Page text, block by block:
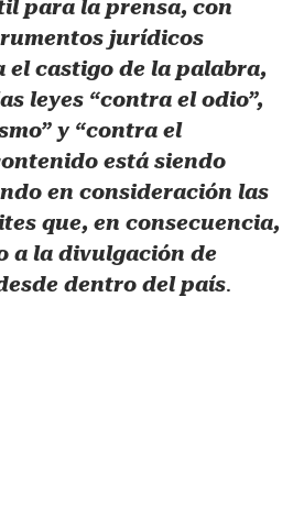
para la prensa, con
jurídicos
el castigo de la palabra,
leyes “contra el odio”,
y “contra el
está siendo
en consideración las
que, en consecuencia,
a la divulgación de
dentro del país.